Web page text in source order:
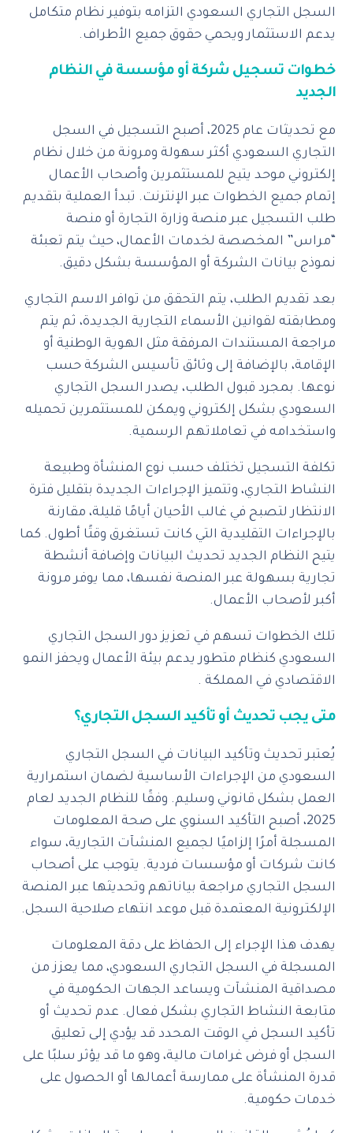
السجل التجاري السعودي التزامه بتوفير نظام متكامل
يدعم الاستثمار ويحمي حقوق جميع الأطراف.
خطوات تسجيل شركة أو مؤسسة في النظام
الجديد
مع تحديثات عام 2025، أصبح التسجيل في السجل
التجاري السعودي أكثر سهولة ومرونة من خلال نظام
إلكتروني موحد يتيح للمستثمرين وأصحاب الأعمال
إتمام جميع الخطوات عبر الإنترنت. تبدأ العملية بتقديم
طلب التسجيل عبر منصة وزارة التجارة أو منصة
“مراس” المخصصة لخدمات الأعمال، حيث يتم تعبئة
نموذج بيانات الشركة أو المؤسسة بشكل دقيق.
بعد تقديم الطلب، يتم التحقق من توافر الاسم التجاري
ومطابقته لقوانين الأسماء التجارية الجديدة، ثم يتم
مراجعة المستندات المرفقة مثل الهوية الوطنية أو
الإقامة، بالإضافة إلى وثائق تأسيس الشركة حسب
نوعها. بمجرد قبول الطلب، يصدر السجل التجاري
السعودي بشكل إلكتروني ويمكن للمستثمرين تحميله
واستخدامه في تعاملاتهم الرسمية.
تكلفة التسجيل تختلف حسب نوع المنشأة وطبيعة
النشاط التجاري، وتتميز الإجراءات الجديدة بتقليل فترة
الانتظار لتصبح في غالب الأحيان أيامًا قليلة، مقارنة
بالإجراءات التقليدية التي كانت تستغرق وقتًا أطول. كما
يتيح النظام الجديد تحديث البيانات وإضافة أنشطة
تجارية بسهولة عبر المنصة نفسها، مما يوفر مرونة
أكبر لأصحاب الأعمال.
تلك الخطوات تسهم في تعزيز دور السجل التجاري
السعودي كنظام متطور يدعم بيئة الأعمال ويحفز النمو
الاقتصادي في المملكة .
متى يجب تحديث أو تأكيد السجل التجاري؟
يُعتبر تحديث وتأكيد البيانات في السجل التجاري
السعودي من الإجراءات الأساسية لضمان استمرارية
العمل بشكل قانوني وسليم. وفقًا للنظام الجديد لعام
2025، أصبح التأكيد السنوي على صحة المعلومات
المسجلة أمرًا إلزاميًا لجميع المنشآت التجارية، سواء
كانت شركات أو مؤسسات فردية. يتوجب على أصحاب
السجل التجاري مراجعة بياناتهم وتحديثها عبر المنصة
الإلكترونية المعتمدة قبل موعد انتهاء صلاحية السجل.
يهدف هذا الإجراء إلى الحفاظ على دقة المعلومات
المسجلة في السجل التجاري السعودي، مما يعزز من
مصداقية المنشآت ويساعد الجهات الحكومية في
متابعة النشاط التجاري بشكل فعال. عدم تحديث أو
تأكيد السجل في الوقت المحدد قد يؤدي إلى تعليق
السجل أو فرض غرامات مالية، وهو ما قد يؤثر سلبًا على
قدرة المنشأة على ممارسة أعمالها أو الحصول على
خدمات حكومية.